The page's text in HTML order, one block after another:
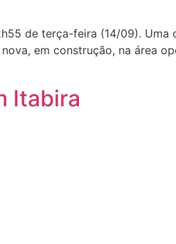
de terça-feira (14/09). Uma
em construção, na área
Itabira